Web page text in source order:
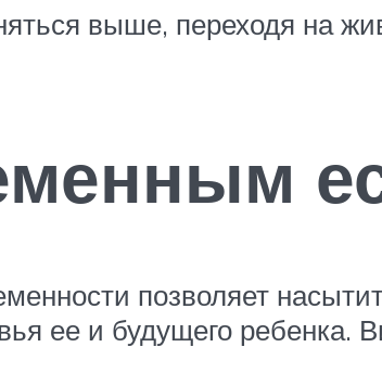
выше, переходя на
позволяет
ее и будущего ребенка.